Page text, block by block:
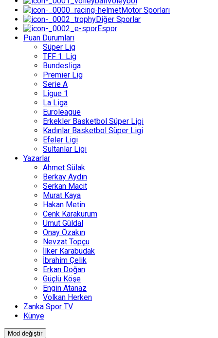
Motor Sporları
Diğer Sporlar
Espor
Puan Durumları
Süper Lig
TFF 1. Lig
Bundesliga
Premier Lig
Serie A
Ligue 1
La Liga
Euroleague
Erkekler Basketbol Süper Ligi
Kadınlar Basketbol Süper Ligi
Efeler Ligi
Sultanlar Ligi
Yazarlar
Ahmet Sülak
Berkay Aydın
Serkan Macit
Murat Kaya
Hakan Metin
Cenk Karakurum
Umut Güldal
Onay Özakın
Nevzat Topçu
İlker Karabudak
İbrahim Çelik
Erkan Doğan
Güçlü Köşe
Engin Atanaz
Volkan Herken
Zanka Spor TV
Künye
Mod değiştir